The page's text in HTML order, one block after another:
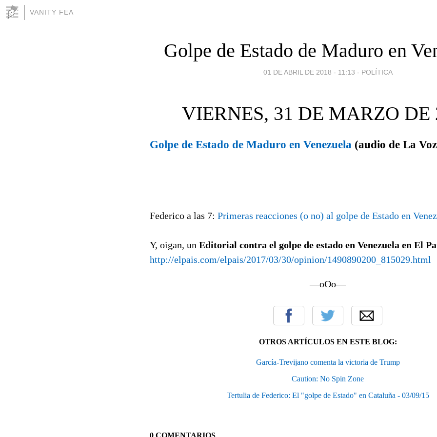
VANITY FEA
Golpe de Estado de Maduro en
01 DE ABRIL DE 2018 - 11:13 - POLÍTICA
VIERNES, 31 DE MARZO DE
Golpe de Estado de Maduro en Venezuela (audio de La
Federico a las 7: Primeras reacciones (o no) al golpe de Estado en
Y, oigan, un Editorial contra el golpe de estado en Venezuela en El
http://elpais.com/elpais/2017/03/30/opinion/1490890200_815029.html
—oOo—
OTROS ARTÍCULOS EN ESTE BLOG:
García-Trevijano comenta la victoria de Trump
Caution: No Spin Zone
Tertulia de Federico: El "golpe de Estado" en Cataluña - 03/09/15